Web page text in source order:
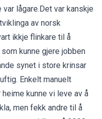
lågare.Det var kanskje
av norsk
ikkje flinkare til å
kunne gjere jobben
synet i store krinsar
Enkelt manuelt
kunne vi leve av å
men fekk andre til å